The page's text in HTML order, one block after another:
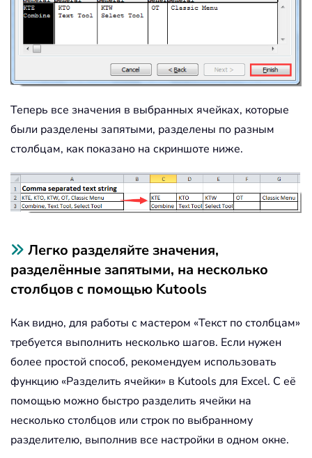
Теперь все значения в выбранных ячейках, которые
были разделены запятыми, разделены по разным
столбцам, как показано на скриншоте ниже.
Легко разделяйте значения,
разделённые запятыми, на несколько
столбцов с помощью Kutools
Как видно, для работы с мастером «Текст по столбцам»
требуется выполнить несколько шагов. Если нужен
более простой способ, рекомендуем использовать
функцию «Разделить ячейки» в Kutools для Excel. С её
помощью можно быстро разделить ячейки на
несколько столбцов или строк по выбранному
разделителю, выполнив все настройки в одном окне.